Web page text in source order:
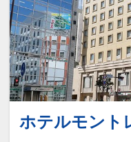
ホテルモント